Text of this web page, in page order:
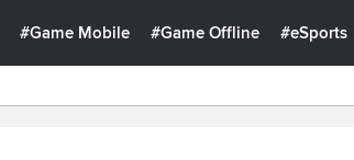
#Game Mobile #Game Offline #eSports